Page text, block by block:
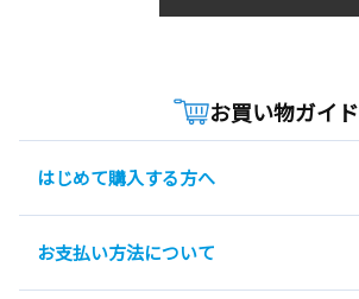
お買い物ガイド
はじめて購入する方へ
お支払い方法について